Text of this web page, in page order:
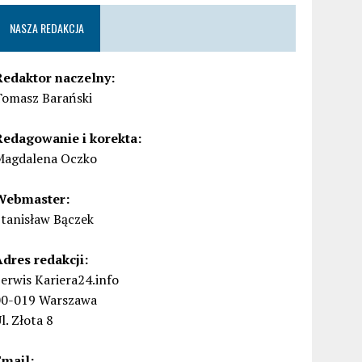
NASZA REDAKCJA
naczelny:
Barański
i korekta:
Oczko
Bączek
redakcji:
Kariera24.info
019 Warszawa
Złota 8